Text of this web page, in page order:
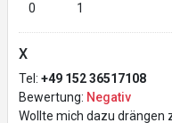
0 1
X
Tel: +49 152 36517108
Bewertung: Negativ
Wollte mich dazu drängen